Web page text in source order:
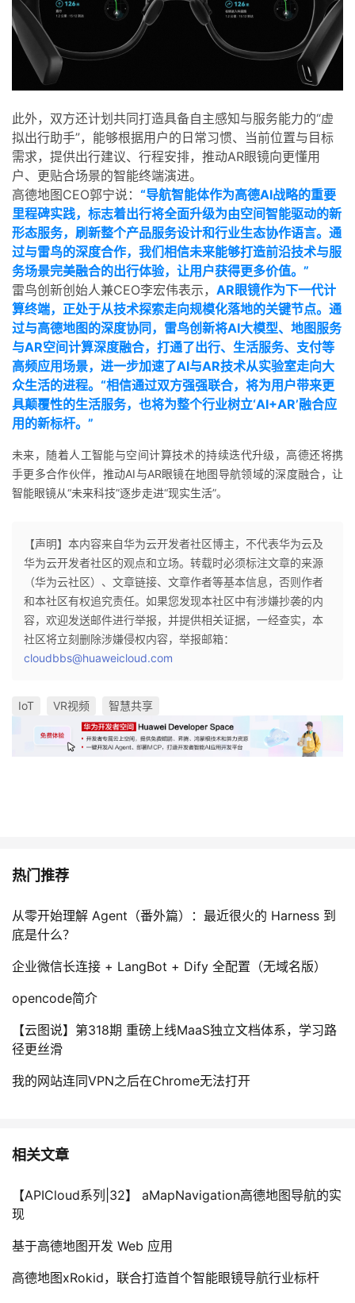
此外，双方还计划共同打造具备自主感知与服务能力的“虚
拟出行助手”，能够根据用户的日常习惯、当前位置与目标
需求，提供出行建议、行程安排，推动AR眼镜向更懂用
户、更贴合场景的智能终端演进。
高德地图CEO郭宁说： “导航智能体作为高德AI战略的重要
里程碑实践，标志着出行将全面升级为由空间智能驱动的新
形态服务，刷新整个产品服务设计和行业生态协作语言。通
过与雷鸟的深度合作，我们相信未来能够打造前沿技术与服
务场景完美融合的出行体验，让用户获得更多价值。”
雷鸟创新创始人兼CEO李宏伟表示， AR眼镜作为下一代计
算终端，正处于从技术探索走向规模化落地的关键节点。通
过与高德地图的深度协同，雷鸟创新将AI大模型、地图服务
与AR空间计算深度融合，打通了出行、生活服务、支付等
高频应用场景，进一步加速了AI与AR技术从实验室走向大
众生活的进程。 “相信通过双方强强联合，将为用户带来更
具颠覆性的生活服务，也将为整个行业树立‘AI+AR’融合应
用的新标杆。”
未来，随着人工智能与空间计算技术的持续迭代升级，高德还将携
手更多合作伙伴，推动AI与AR眼镜在地图导航领域的深度融合，让
智能眼镜从“未来科技”逐步走进“现实生活”。
【声明】本内容来自华为云开发者社区博主，不代表华为云及
华为云开发者社区的观点和立场。转载时必须标注文章的来源
（华为云社区）、文章链接、文章作者等基本信息，否则作者
和本社区有权追究责任。如果您发现本社区中有涉嫌抄袭的内
容，欢迎发送邮件进行举报，并提供相关证据，一经查实，本
社区将立刻删除涉嫌侵权内容，举报邮箱：
cloudbbs@huaweicloud.com
IoT VR视频 智慧共享
热门推荐
从零开始理解 Agent（番外篇）：最近很火的 Harness 到
底是什么？
企业微信长连接 + LangBot + Dify 全配置（无域名版）
opencode简介
【云图说】第318期 重磅上线MaaS独立文档体系，学习路
径更丝滑
我的网站连同VPN之后在Chrome无法打开
相关文章
【APICloud系列|32】 aMapNavigation高德地图导航的实
现
基于高德地图开发 Web 应用
高德地图xRokid，联合打造首个智能眼镜导航行业标杆